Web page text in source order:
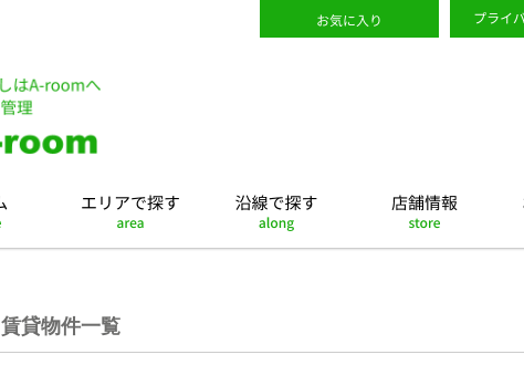
賃貸物件一覧